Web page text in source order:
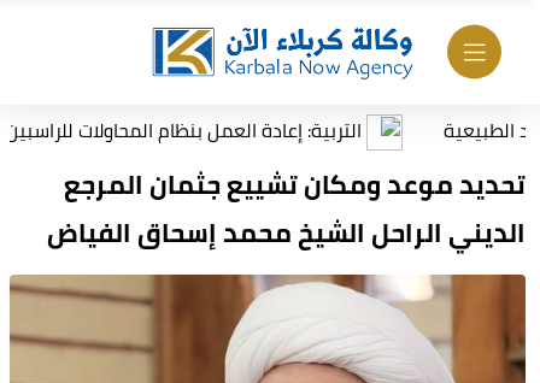
التربية: إعادة العمل بنظام المحاولات للراسبين
تحديد موعد ومكان تشييع جثمان المرجع
الديني الراحل الشيخ محمد إسحاق الفياض